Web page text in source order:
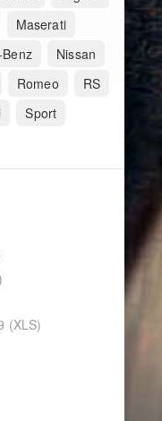
Maserati
Nissan
Romeo
RS
Sport
(XLS)